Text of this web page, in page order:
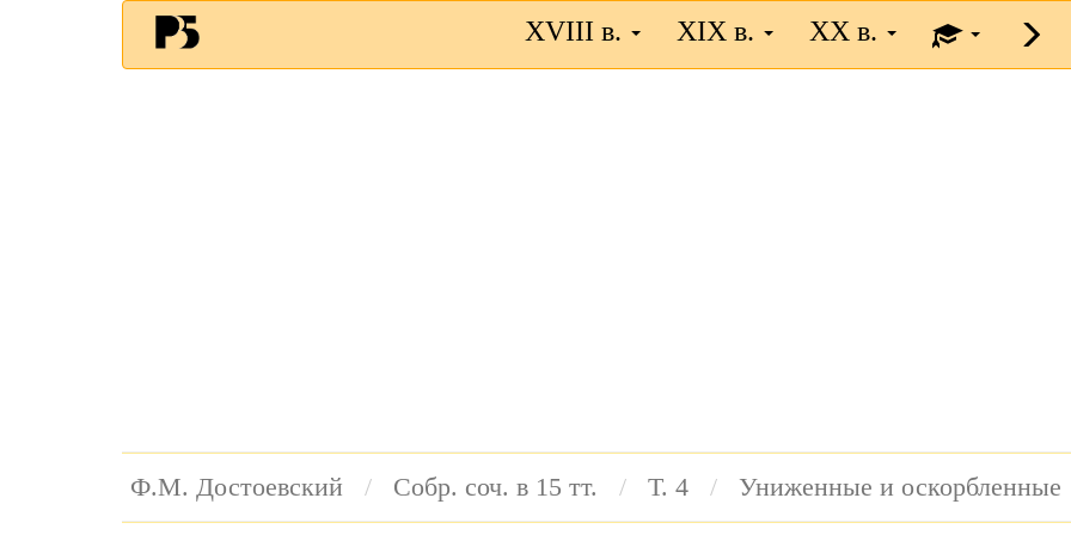
XVIII в. XIX в. XX в.
Ф.М. Достоевский Собр. соч. в 15 тт. Т. 4 Униженные и оскорбленные